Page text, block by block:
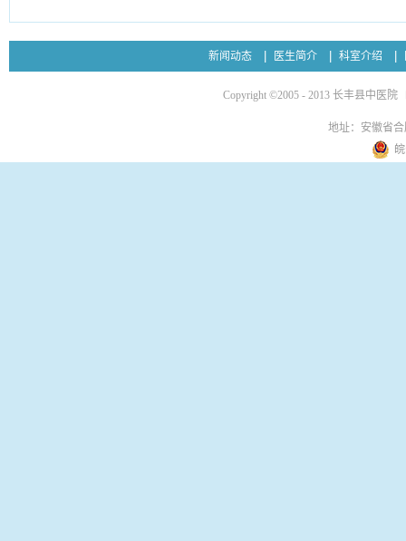
新闻动态 医生简介 科室介绍
Copyright ©2005 - 2013 长丰县中医院
地址：安徽省